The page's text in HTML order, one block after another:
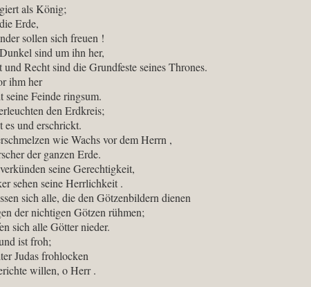
als König;
Erde,
sollen sich freuen !
sind um ihn her,
Recht sind die Grundfeste seines Thrones.
ihm her
seine Feinde ringsum.
den Erdkreis;
es und erschrickt.
wie Wachs vor dem Herrn ,
der ganzen Erde.
seine Gerechtigkeit,
sehen seine Herrlichkeit .
sich alle, die den Götzenbildern dienen
der nichtigen Götzen rühmen;
sich alle Götter nieder.
ist froh;
Judas frohlocken
willen, o Herr .